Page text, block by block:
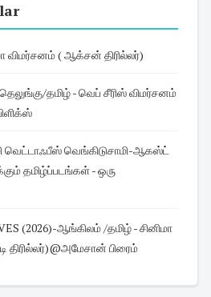
விமர்சனம் ( ஆக்சன் திரில்லர்)
- வெப் சீரிஸ் விமர்சனம்
வெட்டாஃபீஸ் வெங்கிடுசாமி-ஆகஸ்ட்
தமிழ்ப்படங்கள் - ஒரு
(2026)-ஆங்கிலம் /தமிழ் - சினிமா
திரில்லர்)@அமேசான் பிரைம்